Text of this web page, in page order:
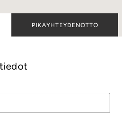
PIKAYHTEYDENOTTO